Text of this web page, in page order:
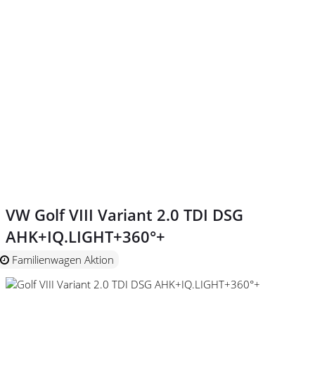
VW Golf VIII Variant 2.0 TDI DSG
AHK+IQ.LIGHT+360°+
Familienwagen Aktion